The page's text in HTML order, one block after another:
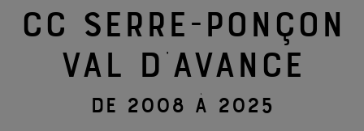
CC SERRE-PONÇON
VAL D'AVANCE
DE 2008 À 2025